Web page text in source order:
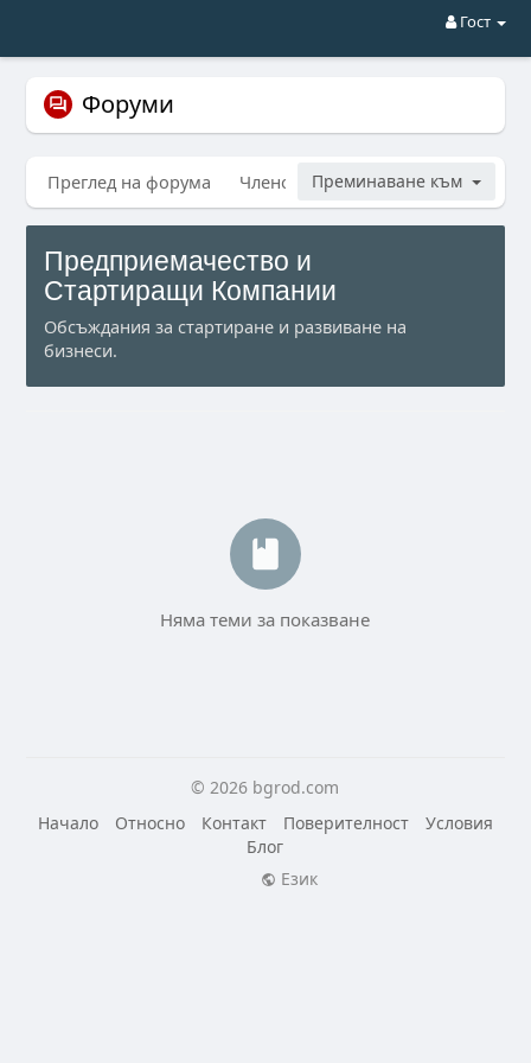
Гост
Форуми
Преглед на форума Членове Търсене Моите
Преминаване към
Предприемачество и
Стартиращи Компании
Обсъждания за стартиране и развиване на
бизнеси.
Няма теми за показване
© 2026 bgrod.com
Начало
Относно Контакт Поверителност
Условия
Блог
Език